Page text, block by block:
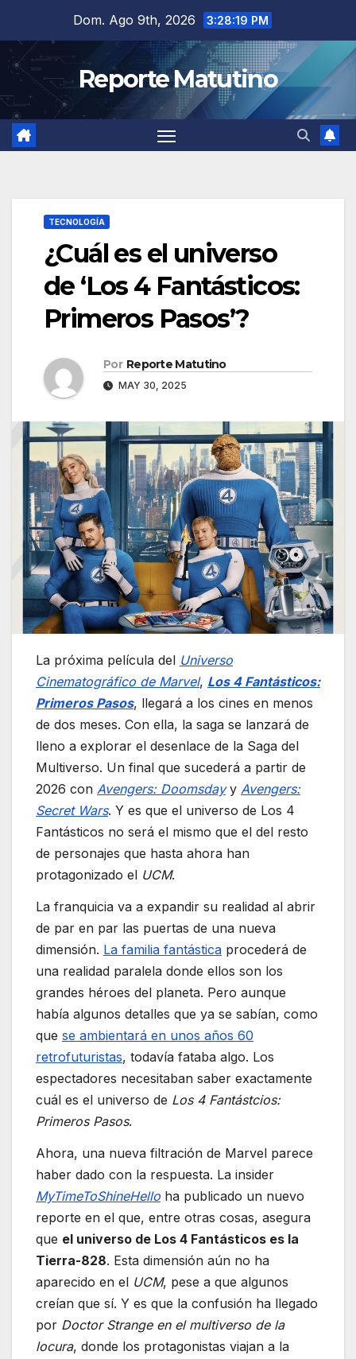
contenido
Dom. Ago 9th, 2026 3:28:20 PM
Reporte Matutino
TECNOLOGÍA
¿Cuál es el universo
de ‘Los 4 Fantásticos:
Primeros Pasos’?
Por Reporte Matutino
MAY 30, 2025
La próxima película del Universo
Cinematográfico de Marvel, Los 4 Fantásticos:
Primeros Pasos, llegará a los cines en menos
de dos meses. Con ella, la saga se lanzará de
lleno a explorar el desenlace de la Saga del
Multiverso. Un final que sucederá a partir de
2026 con Avengers: Doomsdayy Avengers:
Secret Wars. Y es que el universo de Los 4
Fantásticos no será el mismo que el del resto
de personajes que hasta ahora han
protagonizado el UCM.
La franquicia va a expandir su realidad al abrir
de par en par las puertas de una nueva
dimensión. La familia fantástica procederá de
una realidad paralela donde ellos son los
grandes héroes del planeta. Pero aunque
había algunos detalles que ya se sabían, como
que se ambientará en unos años 60
retrofuturistas, todavía fataba algo. Los
espectadores necesitaban saber exactamente
cuál es el universo de Los 4 Fantástcios:
Primeros Pasos.
Ahora, una nueva filtración de Marvel parece
haber dado con la respuesta. La insider
MyTimeToShineHello ha publicado un nuevo
reporte en el que, entre otras cosas, asegura
que el universo de Los 4 Fantásticos es la
Tierra-828. Esta dimensión aún no ha
aparecido en el UCM, pese a que algunos
creían que sí. Y es que la confusión ha llegado
por Doctor Strange en el multiverso de la
locura, donde los protagonistas viajan a la